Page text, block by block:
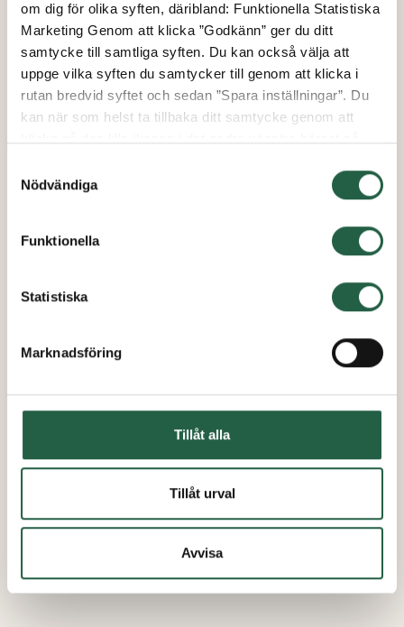
om dig för olika syften, däribland: Funktionella Statistiska
Marketing Genom att klicka ”Godkänn” ger du ditt
samtycke till samtliga syften. Du kan också välja att
uppge vilka syften du samtycker till genom att klicka i
rutan bredvid syftet och sedan ”Spara inställningar”. Du
kan när som helst ta tillbaka ditt samtycke genom att
använder kakor och andra tekniska lösningar och hur vi
Ta reda på mer om cookies Googles sekretesspolicy
Nödvändiga
Funktionella
Statistiska
Marknadsföring
Tillåt alla
Tillåt urval
Avvisa